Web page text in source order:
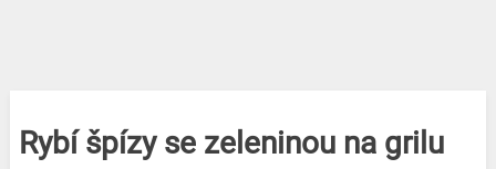
Rybí špízy se zeleninou na grilu